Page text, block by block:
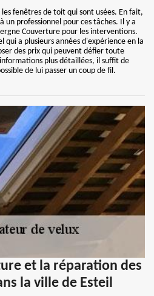
fenêtres de toit qui sont usées. En fait,
un professionnel pour ces tâches. Il y a
Couverture pour les interventions.
qui a plusieurs années d'expérience en la
des prix qui peuvent défier toute
plus détaillées, il suffit de
de lui passer un coup de fil.
et la réparation des
la ville de Esteil